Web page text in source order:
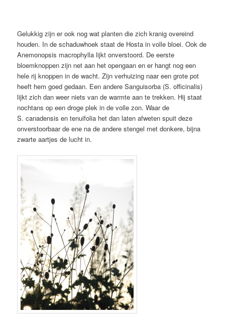
Gelukkig zijn er ook nog wat planten die zich kranig overeind
houden. In de schaduwhoek staat de Hosta in volle bloei. Ook de
Anemonopsis macrophylla lijkt onverstoord. De eerste
bloemknoppen zijn net aan het opengaan en er hangt nog een
hele rij knoppen in de wacht. Zijn verhuizing naar een grote pot
heeft hem goed gedaan. Een andere Sanguisorba (S. officinalis)
lijkt zich dan weer niets van de warmte aan te trekken. Hij staat
nochtans op een droge plek in de volle zon. Waar de
S. canadensis en tenuifolia het dan laten afweten spuit deze
onverstoorbaar de ene na de andere stengel met donkere, bijna
zwarte aartjes de lucht in.